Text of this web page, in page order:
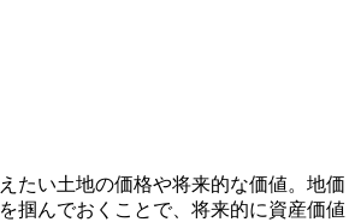
たい土地の価格や将来的な価値。地価
掴んでおくことで、将来的に資産価値